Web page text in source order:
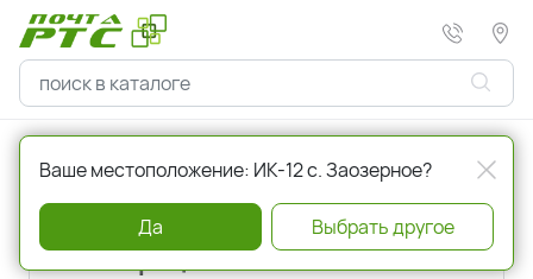
Главная Регистрация
Регистрация
Ваше местоположение: ИК-12 с. Заозерное?
Да Выбрать другое